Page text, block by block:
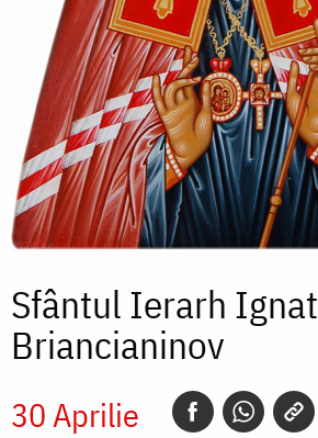
Sfântul Ierarh
Briancianinov
30 Aprilie